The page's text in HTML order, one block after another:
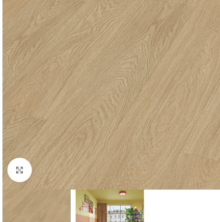
Click to enlarge